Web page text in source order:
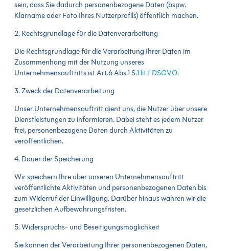
sein, dass Sie dadurch personenbezogene Daten (bspw.
Klarname oder Foto Ihres Nutzerprofils) öffentlich machen.
2. Rechtsgrundlage für die Datenverarbeitung
Die Rechtsgrundlage für die Verarbeitung Ihrer Daten im
Zusammenhang mit der Nutzung unseres
Unternehmensauftritts ist Art.6 Abs.1 S.1 lit.f DSGVO.
3. Zweck der Datenverarbeitung
Unser Unternehmensauftritt dient uns, die Nutzer über unsere
Dienstleistungen zu informieren. Dabei steht es jedem Nutzer
frei, personenbezogene Daten durch Aktivitäten zu
veröffentlichen.
4. Dauer der Speicherung
Wir speichern Ihre über unseren Unternehmensauftritt
veröffentlichte Aktivitäten und personenbezogenen Daten bis
zum Widerruf der Einwilligung. Darüber hinaus wahren wir die
gesetzlichen Aufbewahrungsfristen.
5. Widerspruchs- und Beseitigungsmöglichkeit
Sie können der Verarbeitung Ihrer personenbezogenen Daten,